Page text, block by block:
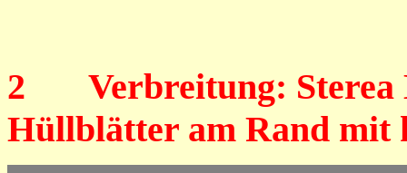
2 Verbreitung: Sterea
Hüllblätter am Rand mit